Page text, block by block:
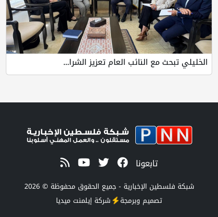
الخليلي تبحث مع النائب العام تعزيز الشرا...
تابعونا
شبكة فلسطين الإخبارية - جميع الحقوق محفوظة © 2026
تصميم وبرمجة شركة إيلمنت ميديا